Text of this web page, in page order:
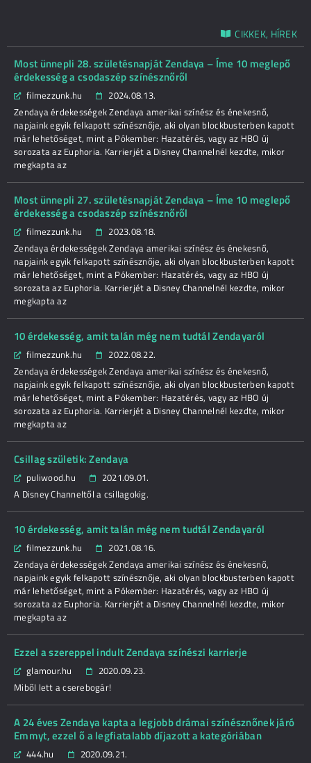
CIKKEK, HÍREK
Most ünnepli 28. születésnapját Zendaya – Íme 10 meglepő
érdekesség a csodaszép színésznőről
filmezzunk.hu
2024.08.13.
Zendaya érdekességek Zendaya amerikai színész és énekesnő,
napjaink egyik felkapott színésznője, aki olyan blockbusterben kapott
már lehetőséget, mint a Pókember: Hazatérés, vagy az HBO új
sorozata az Euphoria. Karrierjét a Disney Channelnél kezdte, mikor
megkapta az
Most ünnepli 27. születésnapját Zendaya – Íme 10 meglepő
érdekesség a csodaszép színésznőről
filmezzunk.hu
2023.08.18.
Zendaya érdekességek Zendaya amerikai színész és énekesnő,
napjaink egyik felkapott színésznője, aki olyan blockbusterben kapott
már lehetőséget, mint a Pókember: Hazatérés, vagy az HBO új
sorozata az Euphoria. Karrierjét a Disney Channelnél kezdte, mikor
megkapta az
10 érdekesség, amit talán még nem tudtál Zendayaról
filmezzunk.hu
2022.08.22.
Zendaya érdekességek Zendaya amerikai színész és énekesnő,
napjaink egyik felkapott színésznője, aki olyan blockbusterben kapott
már lehetőséget, mint a Pókember: Hazatérés, vagy az HBO új
sorozata az Euphoria. Karrierjét a Disney Channelnél kezdte, mikor
megkapta az
Csillag születik: Zendaya
puliwood.hu
2021.09.01.
A Disney Channeltől a csillagokig.
10 érdekesség, amit talán még nem tudtál Zendayaról
filmezzunk.hu
2021.08.16.
Zendaya érdekességek Zendaya amerikai színész és énekesnő,
napjaink egyik felkapott színésznője, aki olyan blockbusterben kapott
már lehetőséget, mint a Pókember: Hazatérés, vagy az HBO új
sorozata az Euphoria. Karrierjét a Disney Channelnél kezdte, mikor
megkapta az
Ezzel a szereppel indult Zendaya színészi karrierje
glamour.hu
2020.09.23.
Miből lett a cserebogár!
A 24 éves Zendaya kapta a legjobb drámai színésznőnek járó
Emmyt, ezzel ő a legfiatalabb díjazott a kategóriában
444.hu
2020.09.21.